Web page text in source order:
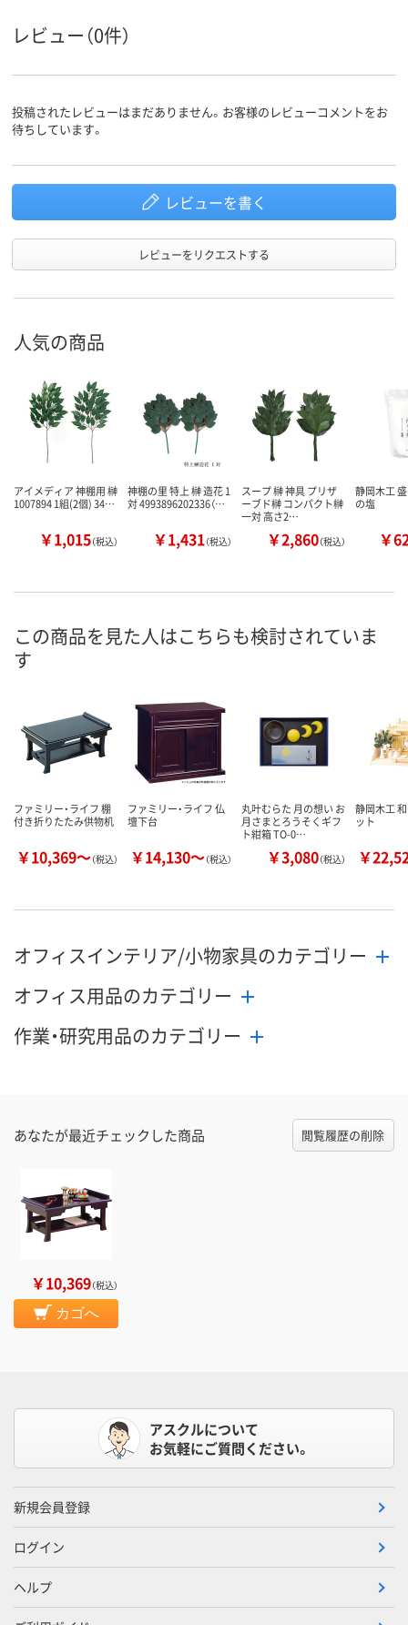
レビュー（0件）
投稿されたレビューはまだありません。お客様のレビューコメントをお
待ちしています。
レビューを書く
レビューをリクエストする
人気の商品
アイメディア 神棚用 榊
1007894 1組(2個) 34…
￥1,015（税込）
神棚の里 特上 榊 造花 1
対 4993896202336（…
￥1,431（税込）
スープ 榊 神具 プリザ
ーブド榊 コンパクト榊
一対 高さ2…
￥2,860（税込）
静岡木工
の塩
￥
この商品を見た人はこちらも検討されていま
す
ファミリー・ライフ 棚
付き折りたたみ供物机
￥10,369～（税込）
ファミリー・ライフ 仏
壇下台
￥14,130～（税込）
丸叶むらた 月の想い お
月さまとろうそくギフ
ト紺箱 TO-0…
￥3,080（税込）
静岡木工
ット
￥
オフィスインテリア/小物家具のカテゴリー
オフィス用品のカテゴリー
作業・研究用品のカテゴリー
あなたが最近チェックした商品 閲覧履歴の削除
￥10,369（税込）
カゴへ
アスクルについて
お気軽にご質問ください。
新規会員登録
ログイン
ヘルプ